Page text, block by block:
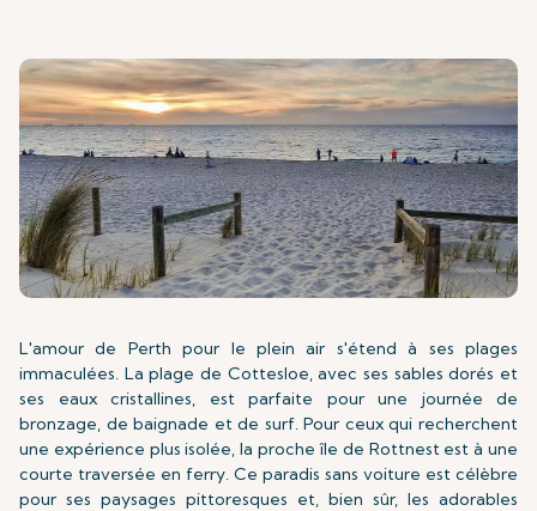
L'amour de Perth pour le plein air s'étend à ses plages
immaculées. La plage de Cottesloe, avec ses sables dorés et
ses eaux cristallines, est parfaite pour une journée de
bronzage, de baignade et de surf. Pour ceux qui recherchent
une expérience plus isolée, la proche île de Rottnest est à une
courte traversée en ferry. Ce paradis sans voiture est célèbre
pour ses paysages pittoresques et, bien sûr, les adorables